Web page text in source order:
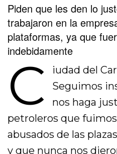
Piden que les den lo
trabajaron en la
plataformas, ya que
indebidamente
C
iudad del
Seguimos
nos haga
petroleros que
abusados de las
y que nunca nos